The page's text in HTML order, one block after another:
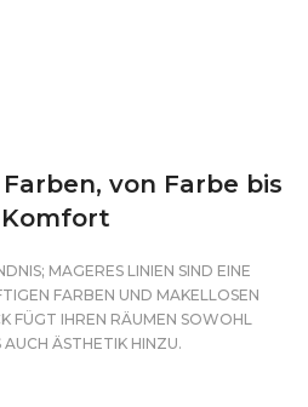
von Farbe bis
MAGERES LINIEN SIND EINE
FARBEN UND MAKELLOSEN
FÜGT IHREN RÄUMEN SOWOHL
AUCH ÄSTHETIK HINZU.